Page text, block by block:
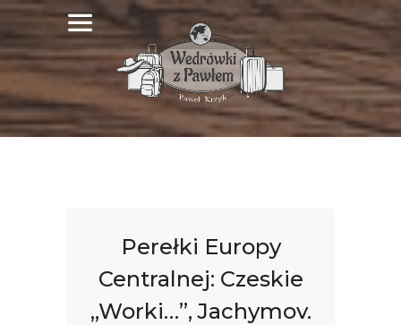
Perełki Europy
Centralnej: Czeskie
„Worki…”, Jachymov.